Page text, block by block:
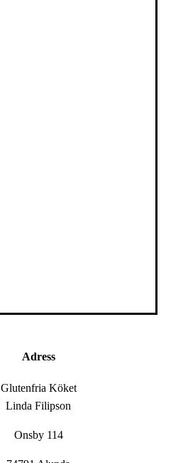
Adress
Glutenfria Köket
Linda Filipson
Onsby 114